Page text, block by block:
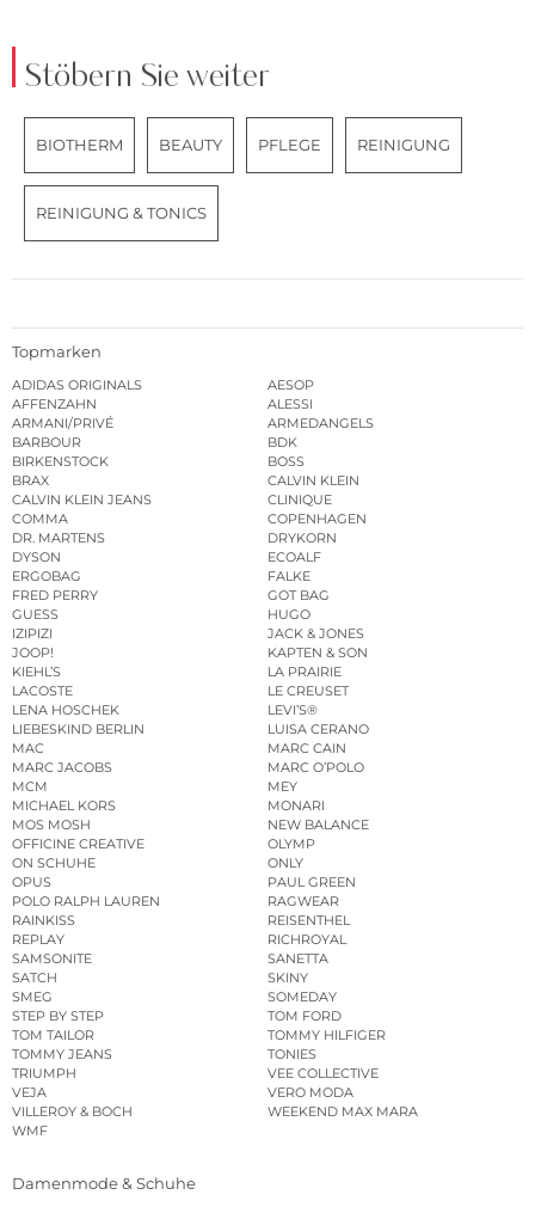
Stöbern Sie weiter
BIOTHERM BEAUTY PFLEGE REINIGUNG
REINIGUNG & TONICS
Topmarken
ADIDAS ORIGINALS
AESOP
AFFENZAHN
ALESSI
ARMANI/PRIVÉ
ARMEDANGELS
BARBOUR
BDK
BIRKENSTOCK
BOSS
BRAX
CALVIN KLEIN
CALVIN KLEIN JEANS
CLINIQUE
COMMA
COPENHAGEN
DR. MARTENS
DRYKORN
DYSON
ECOALF
ERGOBAG
FALKE
FRED PERRY
GOT BAG
GUESS
HUGO
IZIPIZI
JACK & JONES
JOOP!
KAPTEN & SON
KIEHL’S
LA PRAIRIE
LACOSTE
LE CREUSET
LENA HOSCHEK
LEVI’S®
LIEBESKIND BERLIN
LUISA CERANO
MAC
MARC CAIN
MARC JACOBS
MARC O’POLO
MCM
MEY
MICHAEL KORS
MONARI
MOS MOSH
NEW BALANCE
OFFICINE CREATIVE
OLYMP
ON SCHUHE
ONLY
OPUS
PAUL GREEN
POLO RALPH LAUREN
RAGWEAR
RAINKISS
REISENTHEL
REPLAY
RICHROYAL
SAMSONITE
SANETTA
SATCH
SKINY
SMEG
SOMEDAY
STEP BY STEP
TOM FORD
TOM TAILOR
TOMMY HILFIGER
TOMMY JEANS
TONIES
TRIUMPH
VEE COLLECTIVE
VEJA
VERO MODA
VILLEROY & BOCH
WEEKEND MAX MARA
WMF
Damenmode & Schuhe